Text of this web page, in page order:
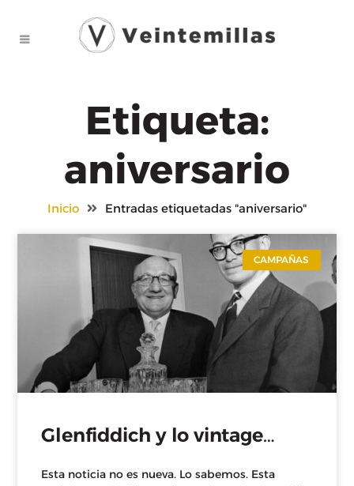
Etiqueta:
aniversario
Inicio Entradas etiquetadas "aniversario"
CAMPAÑAS
Glenfiddich y lo vintage…
Esta noticia no es nueva. Lo sabemos. Esta